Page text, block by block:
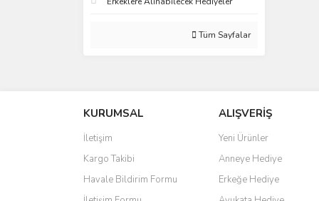
Tüm Sayfalar
KURUMSAL
İletişim
Kargo Takibi
Havale Bildirim Formu
ALIŞVERİŞ
Yeni Ürünler
Anneye Hediye
Erkeğe Hediye